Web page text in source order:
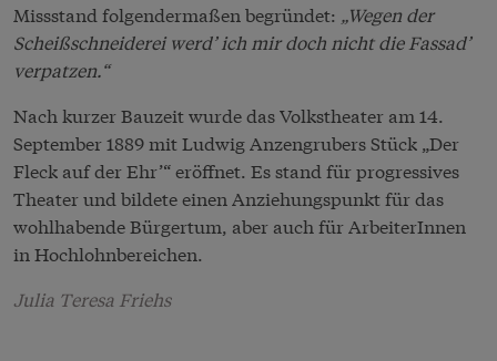
Missstand folgendermaßen begründet: „Wegen der
Scheißschneiderei werd’ ich mir doch nicht die Fassad’
verpatzen.“
Nach kurzer Bauzeit wurde das Volkstheater am 14.
September 1889 mit Ludwig Anzengrubers Stück „Der
Fleck auf der Ehr’“ eröffnet. Es stand für progressives
Theater und bildete einen Anziehungspunkt für das
wohlhabende Bürgertum, aber auch für ArbeiterInnen
in Hochlohnbereichen.
Julia Teresa Friehs